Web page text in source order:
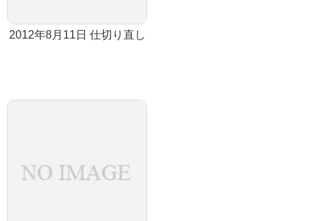
2012年8月11日 仕切り直し